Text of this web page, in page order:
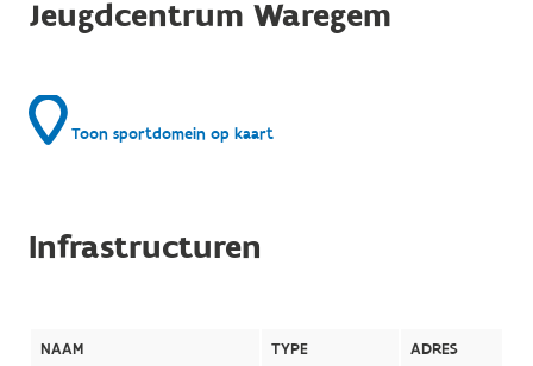
Jeugdcentrum Waregem
Toon sportdomein op kaart
Infrastructuren
NAAM TYPE ADRES